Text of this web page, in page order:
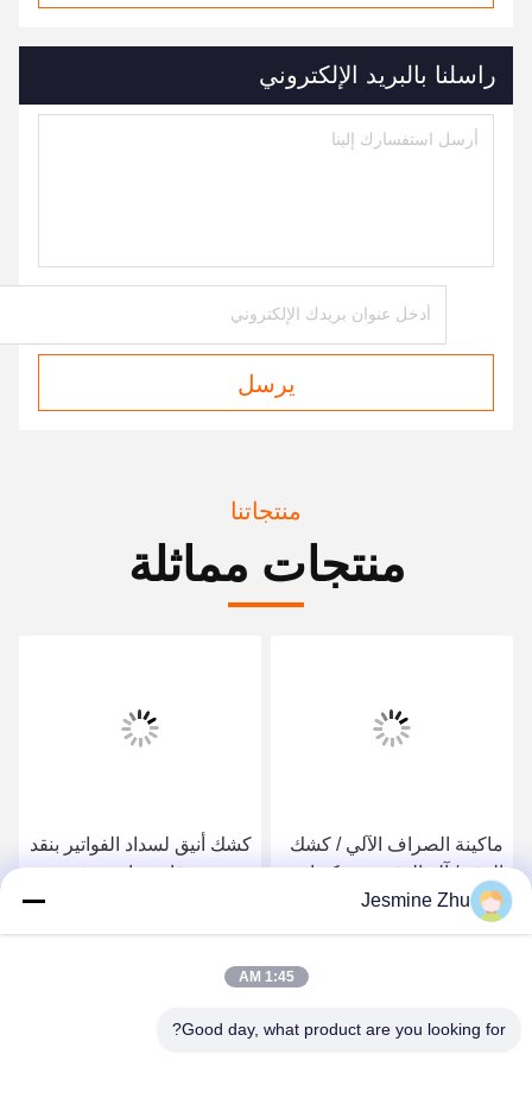
راسلنا بالبريد الإلكتروني
يرسل
منتجاتنا
منتجات مماثلة
ماكينة الصراف الآلي / كشك
الدفع / آلة الدفع مع مكونات
الأمان و Desgin المخصصة
من LKS الصيناحصل على افضل سعر
كشك أنيق لسداد الفواتير بنقد
، تصميم قائم بذاته ومثبت
فعال التكلفة ، حل شامل
احصل على افضل سعر
Jesmine Zhu
1:45 AM
Good day, what product are you looking for?